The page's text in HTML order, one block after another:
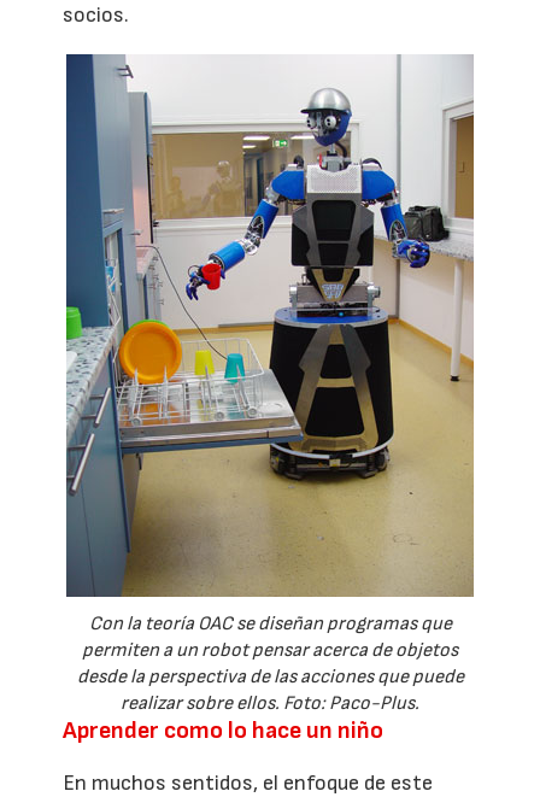
socios.
Con la teoría OAC se diseñan programas que
permiten a un robot pensar acerca de objetos
desde la perspectiva de las acciones que puede
realizar sobre ellos. Foto: Paco-Plus.
Aprender como lo hace un niño
En muchos sentidos, el enfoque de este